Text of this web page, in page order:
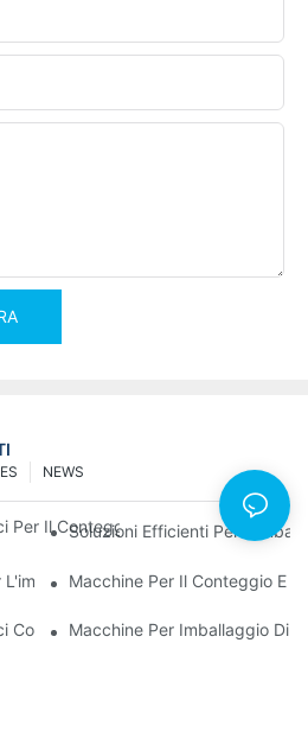
NEWS
Per Il Conteggio Delle Viti Per
Soluzioni Efficienti Per
Hardware Per Un
Macchine Per Il Conteggio E
Conta-Viti: Lo Strumento Definitivo
Macchine Per Imballaggio Di